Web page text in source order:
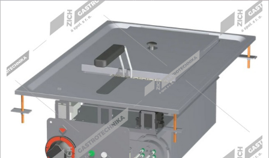
Fritézy
Pánve
Gastronádoby
PIZZA technologie
Grilovací desky - Grily